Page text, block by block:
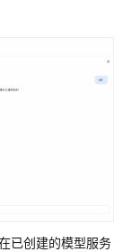
已创建的模型服务